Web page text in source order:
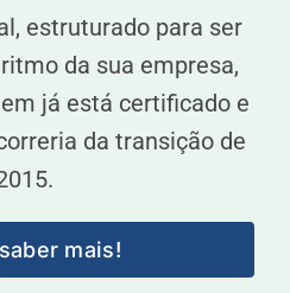
estruturado para ser
da sua empresa,
já está certificado e
da transição de
mais!